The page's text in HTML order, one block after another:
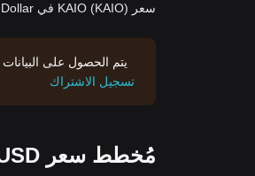
سعر KAIO (KAIO) في United States Dollar يصل إلى $0.01823USD.
يتم الحصول على
تسجيل الاشتراك
مُخطط سعر KAIO/USD المباشر (KAIO/USD)